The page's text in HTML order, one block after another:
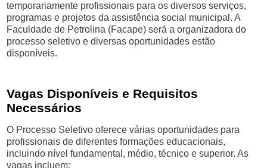
temporariamente profissionais para os diversos serviços,
programas e projetos da assistência social municipal. A
Faculdade de Petrolina (Facape) será a organizadora do
processo seletivo e diversas oportunidades estão
disponíveis.
Vagas Disponíveis e Requisitos
Necessários
O Processo Seletivo oferece várias oportunidades para
profissionais de diferentes formações educacionais,
incluindo nível fundamental, médio, técnico e superior. As
vagas incluem: